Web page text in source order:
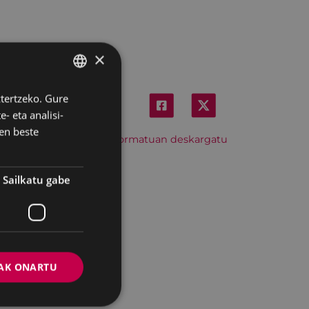
Hitzordu hau iCal formatuan deskargatu
BASQUE
SPANISH
×
Gure
eta analisi-
beste
Sailkatu gabe
ONARTU